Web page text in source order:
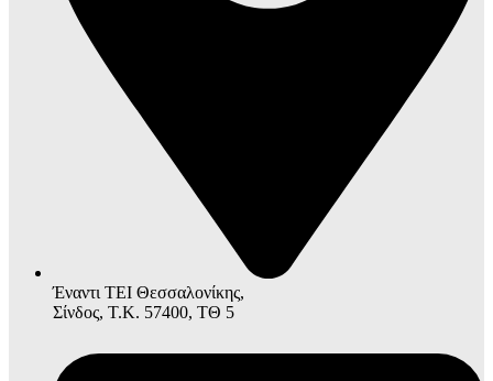
Έναντι ΤΕΙ Θεσσαλονίκης,
Σίνδος, Τ.Κ. 57400, ΤΘ 5